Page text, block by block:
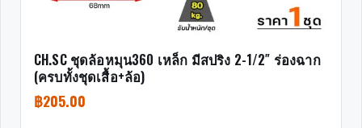
CH.SC ชุดล้อหมุน360 เหล็ก มีสปริง 2-1/2″ ร่องฉาก
(ครบทั้งชุดเสื้อ+ล้อ)
฿205.00